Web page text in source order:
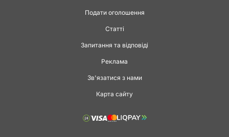
Подати оголошення
Статті
Запитання та відповіді
Реклама
Зв'язатися з нами
Карта сайту